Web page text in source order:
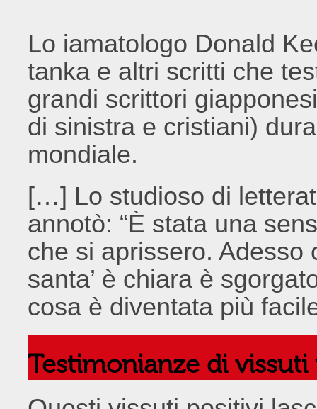
Lo iamatologo Donald
tanka e altri scritti che
grandi scrittori
di sinistra e cristiani)
mondiale.
[…] Lo studioso di
annotò: “È stata una
che si aprissero. Adesso
santa’ è chiara è
cosa è diventata più
Testimonianze di vissuti